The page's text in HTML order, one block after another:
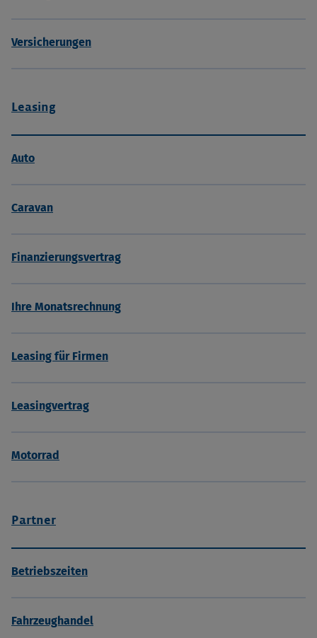
Versicherungen
Leasing
Auto
Caravan
Finanzierungsvertrag
Ihre Monatsrechnung
Leasing für Firmen
Leasingvertrag
Motorrad
Partner
Betriebszeiten
Fahrzeughandel